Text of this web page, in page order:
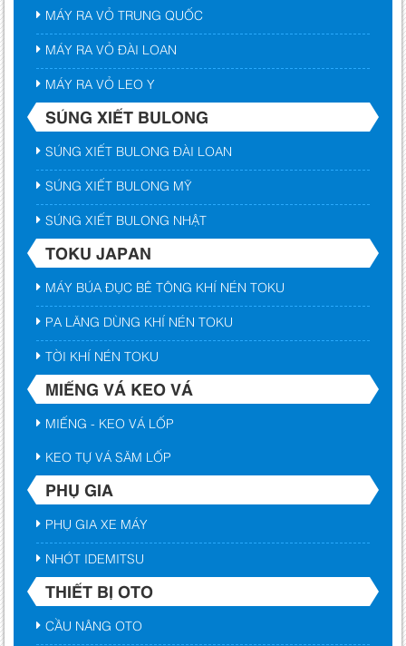
MÁY RA VỎ TRUNG QUỐC
MÁY RA VỎ ĐÀI LOAN
MÁY RA VỎ LEO Y
SÚNG XIẾT BULONG
SÚNG XIẾT BULONG ĐÀI LOAN
SÚNG XIẾT BULONG MỸ
SÚNG XIẾT BULONG NHẬT
TOKU JAPAN
MÁY BÚA ĐỤC BÊ TÔNG KHÍ NÉN TOKU
PA LĂNG DÙNG KHÍ NÉN TOKU
TỜI KHÍ NÉN TOKU
MIẾNG VÁ KEO VÁ
MIẾNG - KEO VÁ LỐP
KEO TỰ VÁ SĂM LỐP
PHỤ GIA
PHỤ GIA XE MÁY
NHỚT IDEMITSU
THIẾT BỊ OTO
CẦU NÂNG OTO